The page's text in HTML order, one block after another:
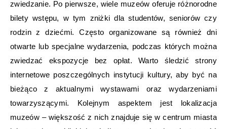
zwiedzanie. Po pierwsze, wiele muzeów oferuje różnorodne
bilety wstępu, w tym zniżki dla studentów, seniorów czy
rodzin z dziećmi. Często organizowane są również dni
otwarte lub specjalne wydarzenia, podczas których można
zwiedzać ekspozycje bez opłat. Warto śledzić strony
internetowe poszczególnych instytucji kultury, aby być na
bieżąco z aktualnymi wystawami oraz wydarzeniami
towarzyszącymi. Kolejnym aspektem jest lokalizacja
muzeów – większość z nich znajduje się w centrum miasta